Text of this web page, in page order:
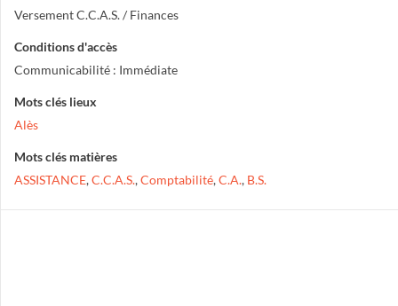
Versement C.C.A.S. / Finances
Conditions d'accès
Communicabilité : Immédiate
Mots clés lieux
Alès
Mots clés matières
ASSISTANCE,C.C.A.S.,Comptabilité,C.A., B.S.